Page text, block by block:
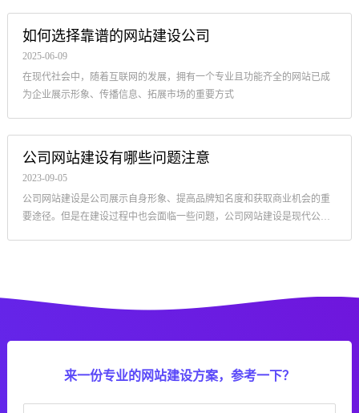
如何选择靠谱的网站建设公司
2025-06-09
在现代社会中，随着互联网的发展，拥有一个专业且功能齐全的网站已成
为企业展示形象、传播信息、拓展市场的重要方式
公司网站建设有哪些问题注意
2023-09-05
公司网站建设是公司展示自身形象、提高品牌知名度和获取商业机会的重
要途径。但是在建设过程中也会面临一些问题，公司网站建设是现代公司
来一份专业的网站建设方案，参考一下？